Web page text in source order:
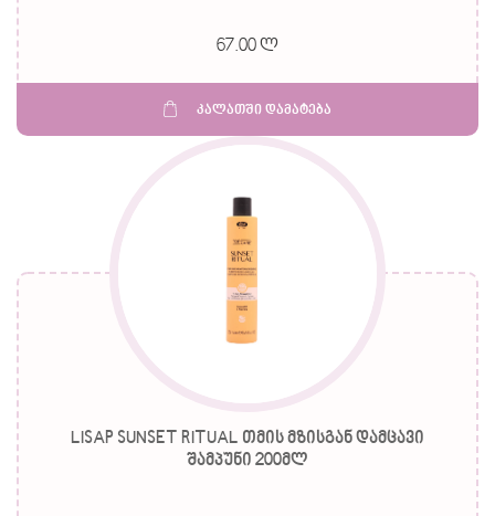
67.00 ლ
კალათში დამატება
LISAP SUNSET RITUAL თმის მზისგან დამცავი
შამპუნი 200მლ